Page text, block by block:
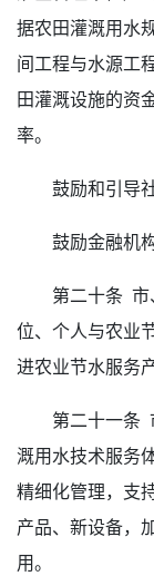
据农田灌溉用水
间工程与水源工
田灌溉设施的资
率。
鼓励和引导
鼓励金融机
第二十条 市
位、个人与农业
进农业节水服务
第二十一条
溉用水技术服务
精细化管理，支
产品、新设备，
用。